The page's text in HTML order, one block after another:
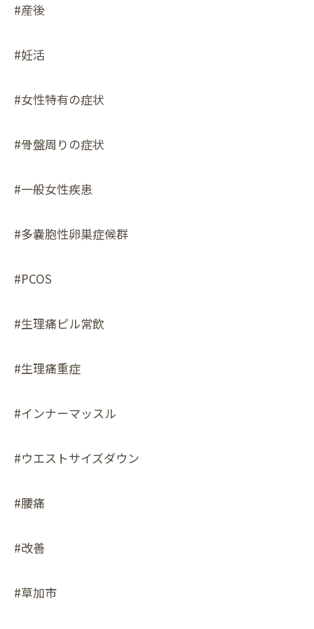
#産後
#妊活
#女性特有の症状
#骨盤周りの症状
#一般女性疾患
#多嚢胞性卵巣症候群
#PCOS
#生理痛ピル常飲
#生理痛重症
#インナーマッスル
#ウエストサイズダウン
#腰痛
#改善
#草加市